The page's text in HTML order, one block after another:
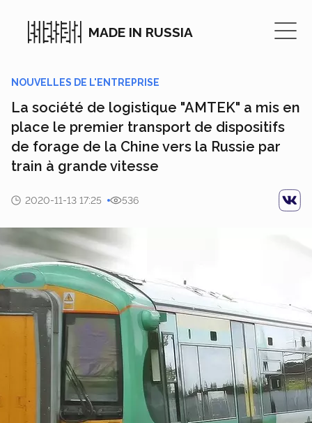
MADE IN RUSSIA
NOUVELLES DE L'ENTREPRISE
La société de logistique "AMTEK" a mis en
place le premier transport de dispositifs
de forage de la Chine vers la Russie par
train à grande vitesse
2020-11-13 17:25 536